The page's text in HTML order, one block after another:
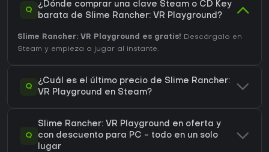
Q
¿Dónde comprar una clave Steam o CD Key
barata de Slime Rancher: VR Playground?
Slime Rancher: VR Playground es gratis! Descárgalo en
Steam y empieza a jugar al instante.
Q
¿Cuál es el último precio de Slime Rancher:
VR Playground en Steam?
Q
Slime Rancher: VR Playground en oferta y
con descuento para PC - todo en un solo
lugar